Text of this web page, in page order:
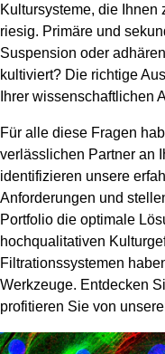
Kultursysteme, die Ihnen
riesig. Primäre und
Suspension oder
kultiviert? Die richtige
Ihrer wissenschaftlichen
Für alle diese Fragen
verlässlichen Partner an
identifizieren unsere
Anforderungen und
Portfolio die optimale
hochqualitativen
Filtrationssystemen
Werkzeuge. Entdecken
profitieren Sie von